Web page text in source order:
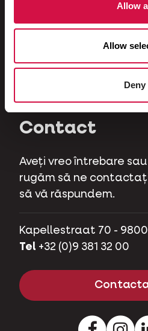
Allow
Allow
Deny
Păsări de curte
Ierbivore
Contact
Aveți vreo întrebare
rugăm să ne contactați
să vă răspundem.
Kapellestraat 70 -
Tel +32 (0)9 381 32 00
Facebook